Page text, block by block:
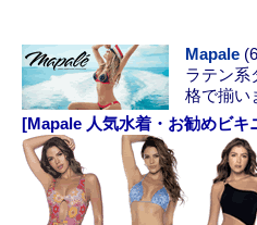
Mapale
ラテン系
格で揃い
[Mapale 人気水着・お勧めビキ